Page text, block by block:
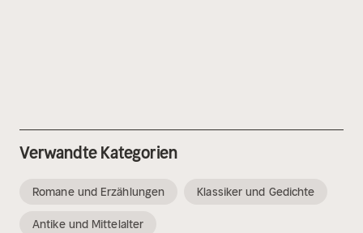
Verwandte Kategorien
Romane und Erzählungen Klassiker und Gedichte
Antike und Mittelalter